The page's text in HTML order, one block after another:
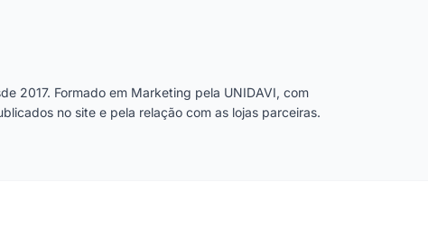
2017. Formado em Marketing pela UNIDAVI, com
no site e pela relação com as lojas parceiras.